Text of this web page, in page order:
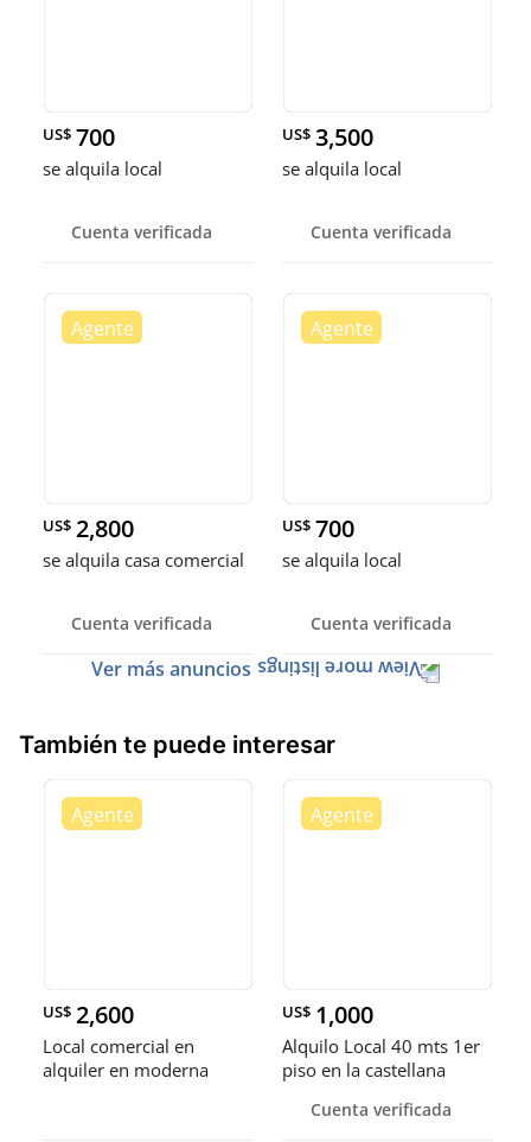
US$ 700
se alquila local
Cuenta verificada
US$ 3,500
se alquila local
Cuenta verificada
US$ 2,800
se alquila casa comercial
Cuenta verificada
US$ 700
se alquila local
Cuenta verificada
Ver más anuncios
También te puede interesar
US$ 2,600
Local comercial en
alquiler en moderna
US$ 1,000
Alquilo Local 40 mts 1er
piso en la castellana
Cuenta verificada